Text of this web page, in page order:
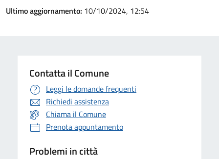
Ultimo aggiornamento: 10/10/2024, 12:54
Contatta il Comune
Leggi le domande frequenti
Richiedi assistenza
Chiama il Comune
Prenota appuntamento
Problemi in città